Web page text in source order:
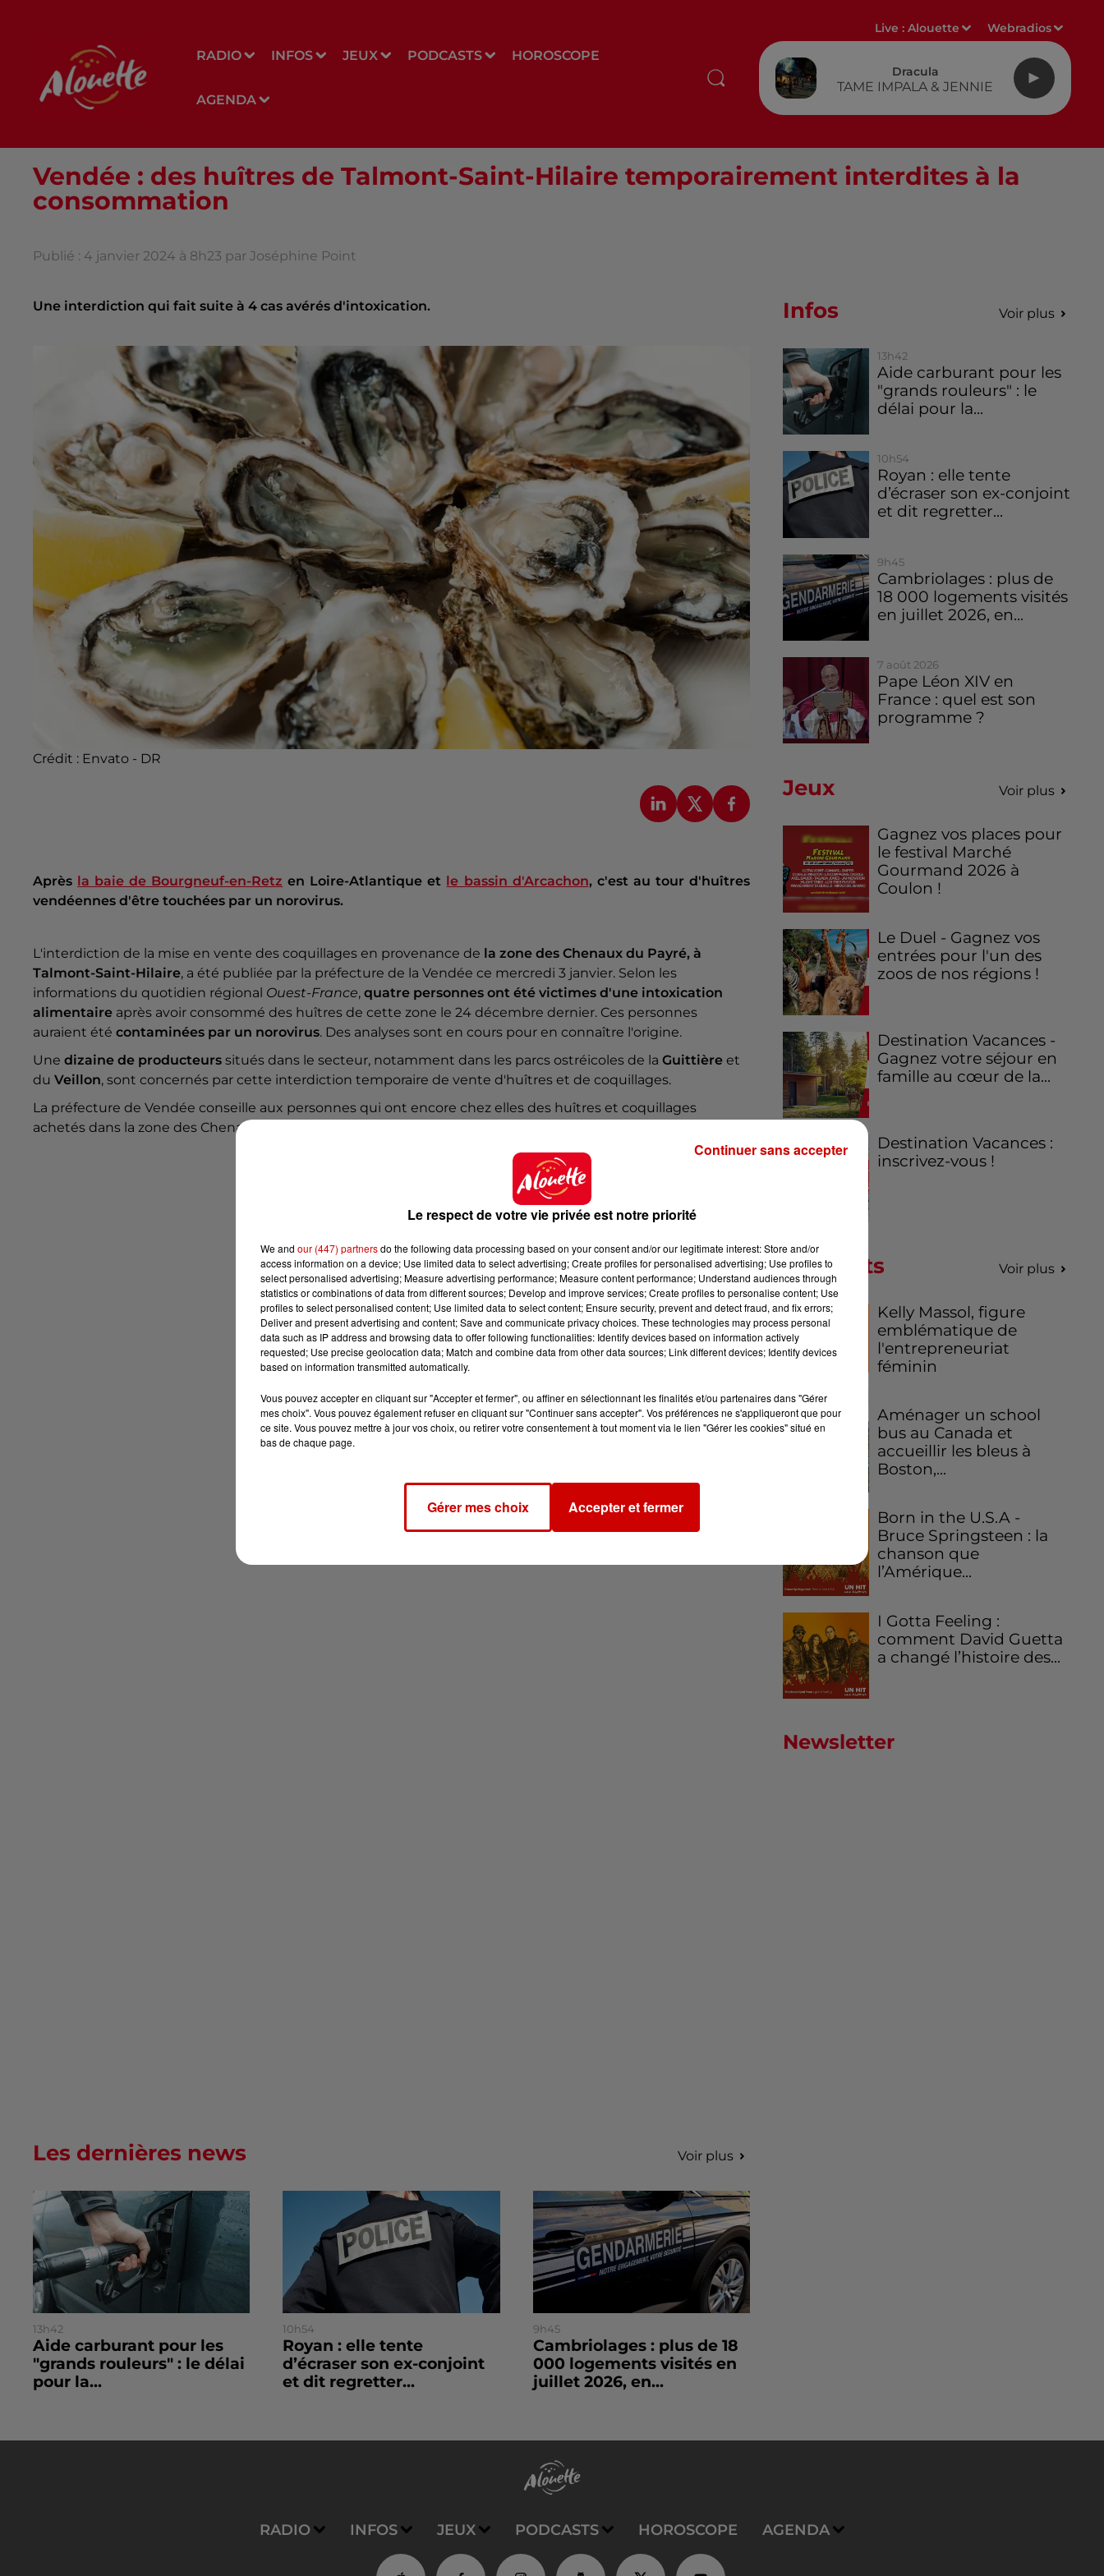
RADIO INFOS JEUX PODCASTS HOROSCOPE
AGENDA
Live :Alouette Webradios
Dracula
TAME IMPALA & JENNIE
Vendée : des huîtres de Talmont-Saint-Hilaire temporairement interdites à la
consommation
Publié : 4 janvier 2024 à 8h23 par Joséphine Point
Une interdiction qui fait suite à 4 cas avérés d'intoxication.
Crédit : Envato - DR
Après la baie de Bourgneuf-en-Retz en Loire-Atlantique et le bassin d'Arcachon, c'est au tour d'huîtres
vendéennes d'être touchées par un norovirus.
L'interdiction de la mise en vente des coquillages en provenance de la zone des Chenaux du Payré, à
Talmont-Saint-Hilaire, a été publiée par la préfecture de la Vendée ce mercredi 3 janvier. Selon les
informations du quotidien régional Ouest-France, quatre personnes ont été victimes d'une intoxication
alimentaire après avoir consommé des huîtres de cette zone le 24 décembre dernier. Ces personnes
auraient été contaminées par un norovirus. Des analyses sont en cours pour en connaître l'origine.
Une dizaine de producteurs situés dans le secteur, notamment dans les parcs ostréicoles de la Guittière et
du Veillon, sont concernés par cette interdiction temporaire de vente d'huîtres et de coquillages.
La préfecture de Vendée conseille aux personnes qui ont encore chez elles des huîtres et coquillages
achetés dans la zone des Chenaux du Payré de
Infos Voir plus
13h42
Aide carburant pour les
"grands rouleurs" : le
délai pour la...
10h54
Royan : elle tente
d’écraser son ex-conjoint
et dit regretter...
9h45
Cambriolages : plus de
18 000 logements visités
en juillet 2026, en...
7 août 2026
Pape Léon XIV en
France : quel est son
programme ?
Jeux Voir plus
Gagnez vos places pour
le festival Marché
Gourmand 2026 à
Coulon !
Le Duel - Gagnez vos
entrées pour l'un des
zoos de nos régions !
Destination Vacances -
Gagnez votre séjour en
famille au cœur de la...
Destination Vacances :
inscrivez-vous !
Podcasts Voir plus
Kelly Massol, figure
emblématique de
l'entrepreneuriat
féminin
Aménager un school
bus au Canada et
accueillir les bleus à
Boston,...
Born in the U.S.A -
Bruce Springsteen : la
chanson que
l’Amérique...
I Gotta Feeling :
comment David Guetta
a changé l’histoire des...
Newsletter
Les dernières news Voir plus
13h42
Aide carburant pour les
"grands rouleurs" : le délai
pour la...
10h54
Royan : elle tente
d’écraser son ex-conjoint
et dit regretter...
9h45
Cambriolages : plus de 18
000 logements visités en
juillet 2026, en...
RADIO INFOS JEUX PODCASTS HOROSCOPE AGENDA
Le respect de votre vie privée est notre priorité
We and our (447) partnersdo the following data processing based on your consent and/or our legitimate interest: Store and/or
access information on a device; Use limited data to select advertising; Create profiles for personalised advertising; Use profiles to
select personalised advertising; Measure advertising performance; Measure content performance; Understand audiences through
statistics or combinations of data from different sources; Develop and improve services; Create profiles to personalise content; Use
profiles to select personalised content; Use limited data to select content; Ensure security, prevent and detect fraud, and fix errors;
Deliver and present advertising and content; Save and communicate privacy choices. These technologies may process personal
data such as IP address and browsing data to offer following functionalities: Identify devices based on information actively
requested; Use precise geolocation data; Match and combine data from other data sources; Link different devices; Identify devices
based on information transmitted automatically.
Vous pouvez accepter en cliquant sur "Accepter et fermer", ou affiner en sélectionnant les finalités et/ou partenaires dans "Gérer
mes choix". Vous pouvez également refuser en cliquant sur "Continuer sans accepter". Vos préférences ne s'appliqueront que pour
ce site. Vous pouvez mettre à jour vos choix, ou retirer votre consentement à tout moment via le lien "Gérer les cookies" situé en
bas de chaque page.
Gérer mes choix Accepter et fermer
Continuer sans accepter